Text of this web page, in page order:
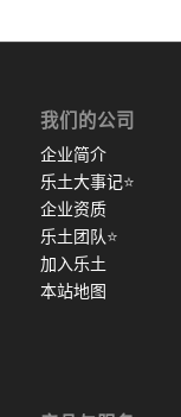
我们的公司
企业简介
乐土大事记⭐
企业资质
乐土团队⭐
加入乐土
本站地图